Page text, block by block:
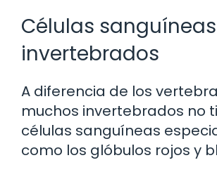
Células
invertebrados
A diferencia de los
muchos invertebrados no
células sanguíneas
como los glóbulos rojos y